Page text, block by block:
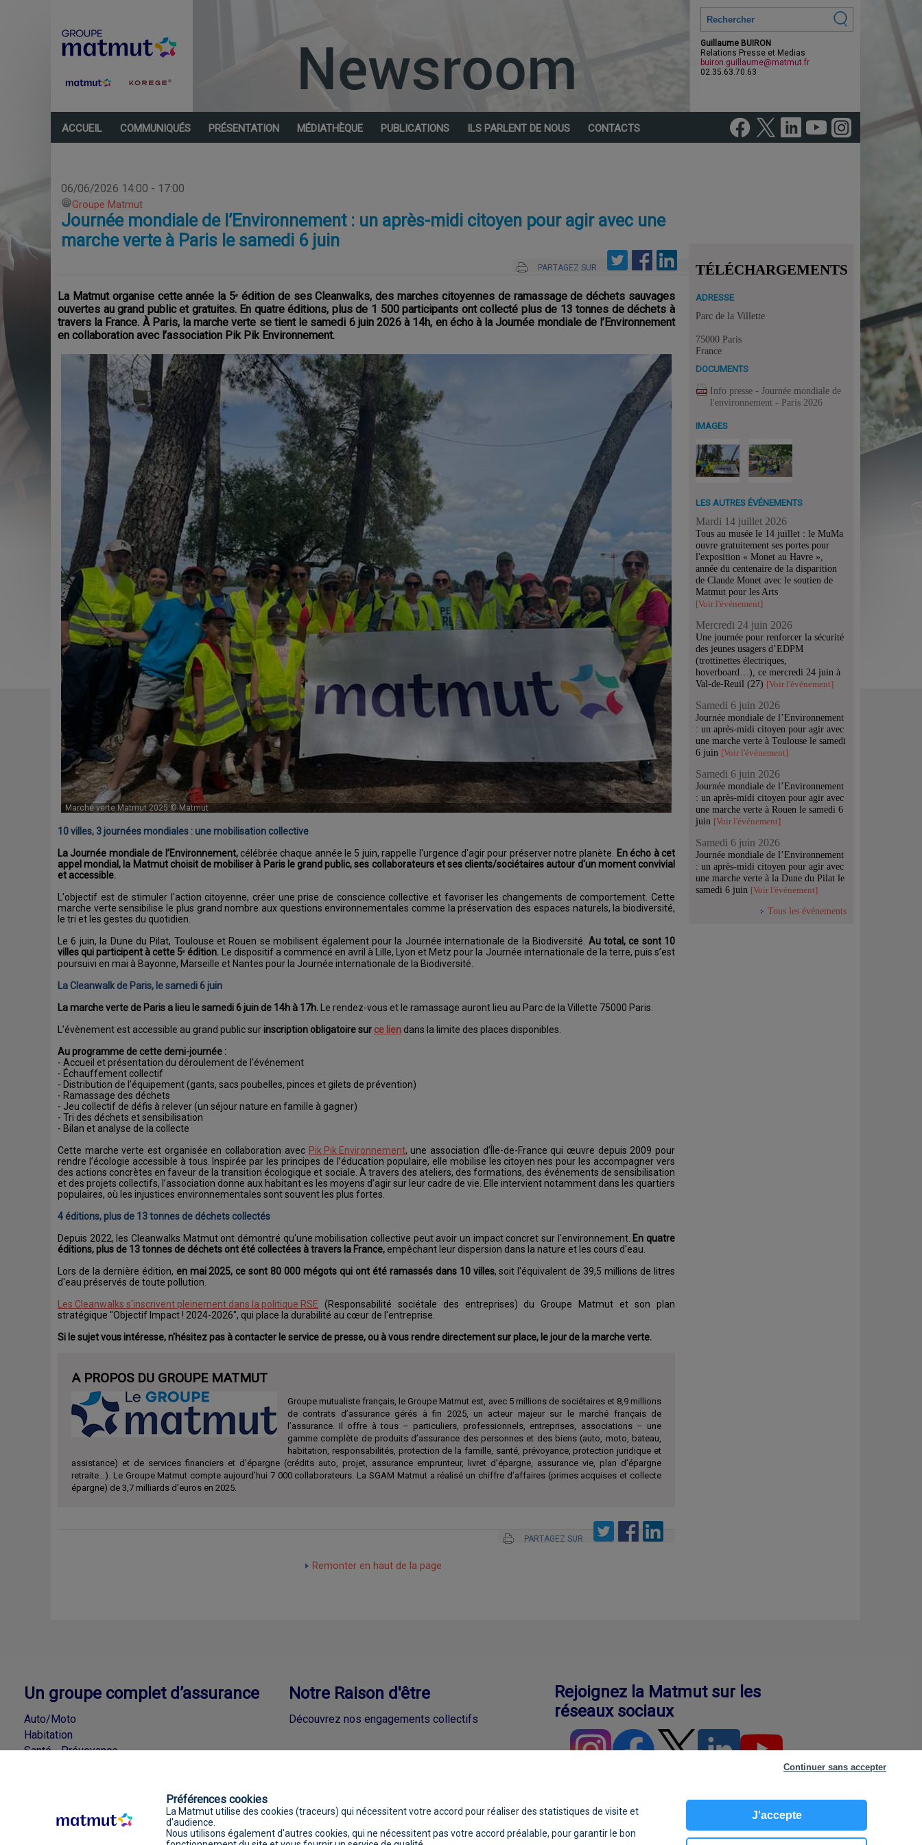
ACCUEIL COMMUNIQUÉS PRÉSENTATION MÉDIATHÈQUE PUBLICATIONS ILS PARLENT DE NOUS CONTACTS
Guillaume BUIRON
Relations Presse et Medias
buiron.guillaume@matmut.fr
02.35.63.70.63
06/06/2026 14:00 - 17:00
Groupe Matmut
Journée mondiale de l’Environnement : un après-midi citoyen pour agir avec une
marche verte à Paris le samedi 6 juin
PARTAGEZ SUR
La Matmut organise cette année la 5ᵉ édition de ses Cleanwalks, des marches citoyennes de ramassage de déchets sauvages
ouvertes au grand public et gratuites. En quatre éditions, plus de 1 500 participants ont collecté plus de 13 tonnes de déchets à
travers la France. À Paris, la marche verte se tient le samedi 6 juin 2026 à 14h, en écho à la Journée mondiale de l’Environnement
en collaboration avec l’association Pik Pik Environnement.
Marche verte Matmut 2025 © Matmut
10 villes, 3 journées mondiales : une mobilisation collective
La Journée mondiale de l’Environnement, célébrée chaque année le 5 juin, rappelle l'urgence d'agir pour préserver notre planète. En écho à cet
appel mondial, la Matmut choisit de mobiliser à Paris le grand public, ses collaborateurs et ses clients/sociétaires autour d'un moment convivial
et accessible.
L'objectif est de stimuler l'action citoyenne, créer une prise de conscience collective et favoriser les changements de comportement. Cette
marche verte sensibilise le plus grand nombre aux questions environnementales comme la préservation des espaces naturels, la biodiversité,
le tri et les gestes du quotidien.
Le 6 juin, la Dune du Pilat, Toulouse et Rouen se mobilisent également pour la Journée internationale de la Biodiversité. Au total, ce sont 10
villes qui participent à cette 5ᵉ édition. Le dispositif a commencé en avril à Lille, Lyon et Metz pour la Journée internationale de la terre, puis s’est
poursuivi en mai à Bayonne, Marseille et Nantes pour la Journée internationale de la Biodiversité.
La Cleanwalk de Paris, le samedi 6 juin
La marche verte de Paris a lieu le samedi 6 juin de 14h à 17h.Le rendez-vous et le ramassage auront lieu au Parc de la Villette 75000 Paris.
L’évènement est accessible au grand public surinscription obligatoire sur ce lien dans la limite des places disponibles.
Au programme de cette demi-journée :
- Accueil et présentation du déroulement de l'événement
- Échauffement collectif
- Distribution de l'équipement (gants, sacs poubelles, pinces et gilets de prévention)
- Ramassage des déchets
- Jeu collectif de défis à relever (un séjour nature en famille à gagner)
- Tri des déchets et sensibilisation
- Bilan et analyse de la collecte
Cette marche verte est organisée en collaboration avec Pik Pik Environnement, une association d’Île-de-France qui œuvre depuis 2009 pour
rendre l’écologie accessible à tous. Inspirée par les principes de l’éducation populaire, elle mobilise les citoyen·nes pour les accompagner vers
des actions concrètes en faveur de la transition écologique et sociale. À travers des ateliers, des formations, des événements de sensibilisation
et des projets collectifs, l’association donne aux habitant·es les moyens d’agir sur leur cadre de vie. Elle intervient notamment dans les quartiers
populaires, où les injustices environnementales sont souvent les plus fortes.
4 éditions, plus de 13 tonnes de déchets collectés
Depuis 2022, les Cleanwalks Matmut ont démontré qu'une mobilisation collective peut avoir un impact concret sur l'environnement. En quatre
éditions, plus de 13 tonnes de déchets ont été collectées à travers la France, empêchant leur dispersion dans la nature et les cours d'eau.
Lors de la dernière édition, en mai 2025, ce sont 80 000 mégots qui ont été ramassés dans 10 villes, soit l'équivalent de 39,5 millions de litres
d'eau préservés de toute pollution.
Les Cleanwalks s'inscrivent pleinement dans la politique RSE (Responsabilité sociétale des entreprises) du Groupe Matmut et son plan
stratégique "Objectif Impact ! 2024-2026", qui place la durabilité au cœur de l'entreprise.
Si le sujet vous intéresse, n'hésitez pas à contacter le service de presse, ou à vous rendre directement sur place, le jour de la marche verte.
A PROPOS DU GROUPE MATMUT
Groupe mutualiste français, le Groupe Matmut est, avec 5 millions de sociétaires et 8,9 millions
de contrats d’assurance gérés à fin 2025, un acteur majeur sur le marché français de
l’assurance. Il offre à tous – particuliers, professionnels, entreprises, associations – une
gamme complète de produits d’assurance des personnes et des biens (auto, moto, bateau,
habitation, responsabilités, protection de la famille, santé, prévoyance, protection juridique et
assistance) et de services financiers et d’épargne (crédits auto, projet, assurance emprunteur, livret d’épargne, assurance vie, plan d’épargne
retraite…). Le Groupe Matmut compte aujourd’hui 7 000 collaborateurs. La SGAM Matmut a réalisé un chiffre d’affaires (primes acquises et collecte
épargne) de 3,7 milliards d’euros en 2025.
PARTAGEZ SUR
Remonter en haut de la page
TÉLÉCHARGEMENTS
ADRESSE
Parc de la Villette
75000 Paris
France
DOCUMENTS
Info presse - Journée mondiale de
l'environnement - Paris 2026
IMAGES
LES AUTRES ÉVÉNEMENTS
Mardi 14 juillet 2026
Tous au musée le 14 juillet : le MuMa
ouvre gratuitement ses portes pour
l'exposition « Monet au Havre »,
année du centenaire de la disparition
de Claude Monet avec le soutien de
Matmut pour les Arts
[Voir l'événement]
Mercredi 24 juin 2026
Une journée pour renforcer la sécurité
des jeunes usagers d’EDPM
(trottinettes électriques,
hoverboard…), ce mercredi 24 juin à
Val-de-Reuil (27) [Voir l'événement]
Samedi 6 juin 2026
Journée mondiale de l’Environnement
: un après-midi citoyen pour agir avec
une marche verte à Toulouse le samedi
6 juin [Voir l'événement]
Samedi 6 juin 2026
Journée mondiale de l’Environnement
: un après-midi citoyen pour agir avec
une marche verte à Rouen le samedi 6
juin [Voir l'événement]
Samedi 6 juin 2026
Journée mondiale de l’Environnement
: un après-midi citoyen pour agir avec
une marche verte à la Dune du Pilat le
samedi 6 juin [Voir l'événement]
Tous les événements
Un groupe complet d’assurance
Auto/Moto
Habitation
Santé - Prévoyance
Notre Raison d'être
Découvrez nos engagements collectifs
Rejoignez la Matmut sur les
réseaux sociaux
Préférences cookies
La Matmut utilise des cookies (traceurs) qui nécessitent votre accord pour réaliser des statistiques de visite et
d'audience.
Nous utilisons également d'autres cookies, qui ne nécessitent pas votre accord préalable, pour garantir le bon
Continuer sans accepter
J'accepte